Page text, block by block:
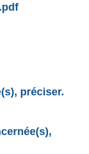
préciser.